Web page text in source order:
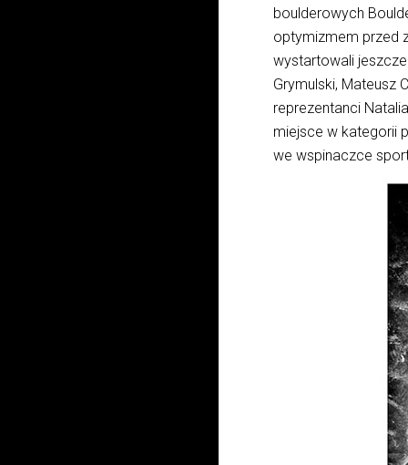
boulderowych
optymizmem przed
wystartowali jeszcze
Grymulski, Mateusz
reprezentanci
miejsce w kategorii
we wspinaczce